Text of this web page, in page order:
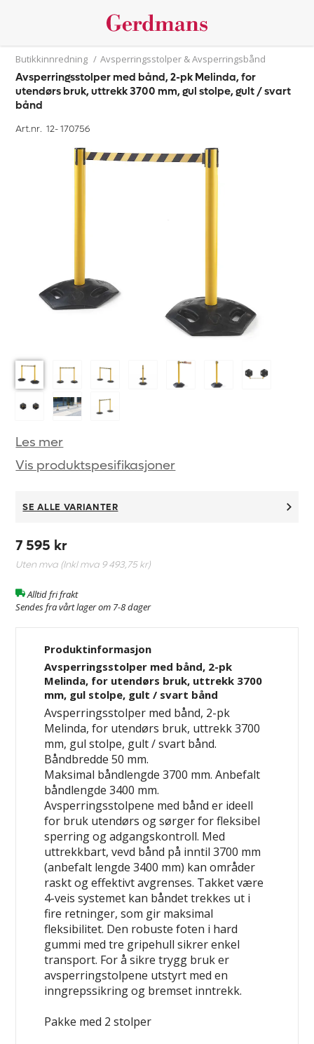
Butikkinnredning / Avsperringsstolper & Avsperringsbånd
Avsperringsstolper med bånd, 2-pk Melinda, for
utendørs bruk, uttrekk 3700 mm, gul stolpe, gult / svart
bånd
Art.nr. 12-170756
Les mer
Vis produktspesifikasjoner
SE ALLE VARIANTER
7 595 kr
Uten mva (Inkl mva 9 493,75 kr)
Alltid fri frakt
Sendes fra vårt lager om 7-8 dager
Produktinformasjon
Avsperringsstolper med bånd, 2-pk
Melinda, for utendørs bruk, uttrekk 3700
mm, gul stolpe, gult / svart bånd
Avsperringsstolper med bånd, 2-pk
Melinda, for utendørs bruk, uttrekk 3700
mm, gul stolpe, gult / svart bånd.
Båndbredde 50 mm.
Maksimal båndlengde 3700 mm. Anbefalt
båndlengde 3400 mm.
Avsperringsstolpene med bånd er ideell
for bruk utendørs og sørger for fleksibel
sperring og adgangskontroll. Med
uttrekkbart, vevd bånd på inntil 3700 mm
(anbefalt lengde 3400 mm) kan områder
raskt og effektivt avgrenses. Takket være
4-veis systemet kan båndet trekkes ut i
fire retninger, som gir maksimal
fleksibilitet. Den robuste foten i hard
gummi med tre gripehull sikrer enkel
transport. For å sikre trygg bruk er
avsperringstolpene utstyrt med en
inngrepssikring og bremset inntrekk.
Pakke med 2 stolper